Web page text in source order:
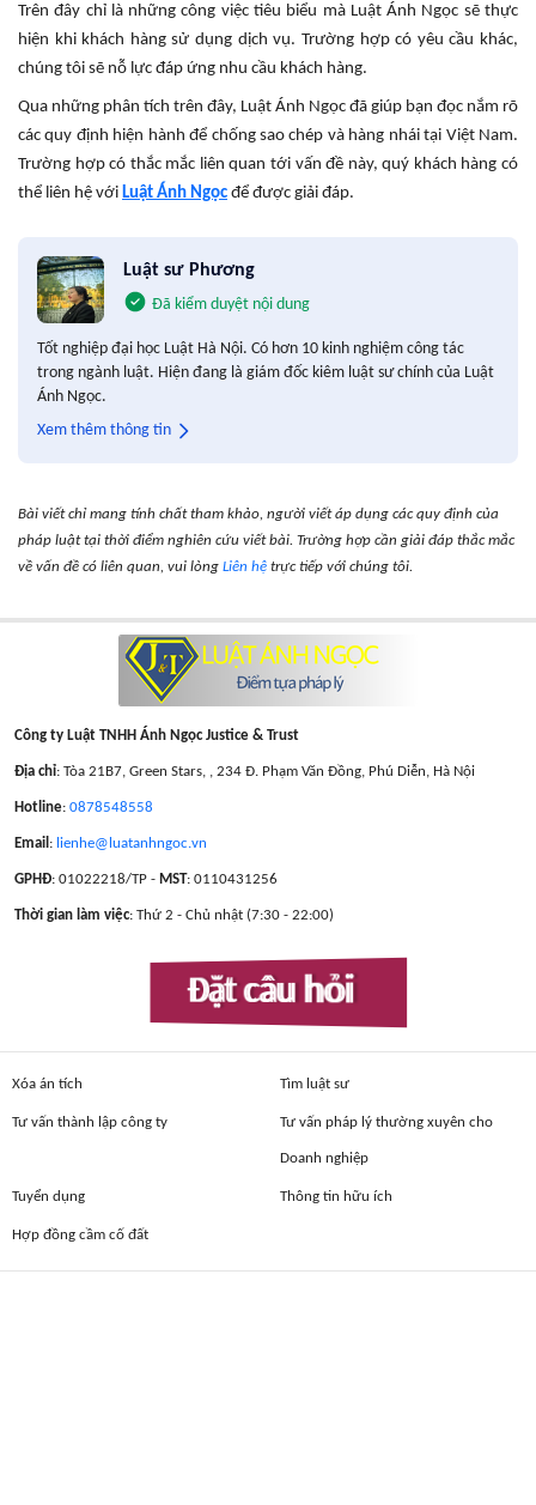
Trên đây chỉ là những công việc tiêu biểu mà Luật Ánh Ngọc sẽ thực
hiện khi khách hàng sử dụng dịch vụ. Trường hợp có yêu cầu khác,
chúng tôi sẽ nỗ lực đáp ứng nhu cầu khách hàng.
Qua những phân tích trên đây, Luật Ánh Ngọc đã giúp bạn đọc nắm rõ
các quy định hiện hành để chống sao chép và hàng nhái tại Việt Nam.
Trường hợp có thắc mắc liên quan tới vấn đề này, quý khách hàng có
thể liên hệ với Luật Ánh Ngọc để được giải đáp.
Luật sư Phương
Đã kiểm duyệt nội dung
Tốt nghiệp đại học Luật Hà Nội. Có hơn 10 kinh nghiệm công tác
trong ngành luật. Hiện đang là giám đốc kiêm luật sư chính của Luật
Ánh Ngọc.
Xem thêm thông tin
Bài viết chỉ mang tính chất tham khảo, người viết áp dụng các quy định của
pháp luật tại thời điểm nghiên cứu viết bài. Trường hợp cần giải đáp thắc mắc
về vấn đề có liên quan, vui lòng Liên hệ trực tiếp với chúng tôi.
Công ty Luật TNHH Ánh Ngọc Justice & Trust
Địa chỉ: Tòa 21B7, Green Stars, , 234 Đ. Phạm Văn Đồng, Phú Diễn, Hà Nội
Hotline: 0878548558
Email : lienhe@luatanhngoc.vn
GPHĐ: 01022218/TP - MST: 0110431256
Thời gian làm việc: Thứ 2 - Chủ nhật (7:30 - 22:00)
Đặt câu hỏi
Xóa án tích Tìm luật sư
Tư vấn thành lập công ty Tư vấn pháp lý thường xuyên cho
Doanh nghiệp
Tuyển dụng Thông tin hữu ích
Hợp đồng cầm cố đất